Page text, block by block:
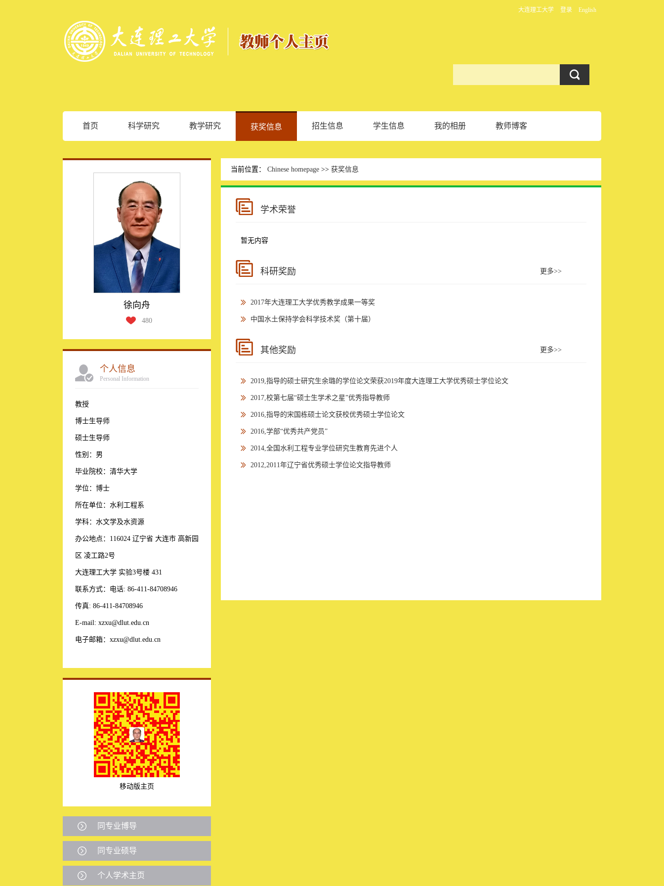
大连理工大学 登录 English
首页 科学研究 教学研究 获奖信息 招生信息 学生信息 我的相册 教师博客
徐向舟
480
个人信息
Personal Information
教授
博士生导师
硕士生导师
性别：男
毕业院校：清华大学
学位：博士
所在单位：水利工程系
学科：水文学及水资源
办公地点：116024 辽宁省 大连市 高新园
区 凌工路2号
大连理工大学 实验3号楼 431
联系方式： 电话: 86-411-84708946
传真: 86-411-84708946
E-mail: xzxu@dlut.edu.cn
电子邮箱： xzxu@dlut.edu.cn
移动版主页
同专业博导
同专业硕导
个人学术主页
当前位置： Chinese homepage >> 获奖信息
学术荣誉
暂无内容
科研奖励 更多>>
2017年大连理工大学优秀教学成果一等奖
中国水土保持学会科学技术奖（第十届）
其他奖励 更多>>
2019,指导的硕士研究生余璐的学位论文荣获2019年度大连理工大学优秀硕士学位论文
2017,校第七届“硕士生学术之星”优秀指导教师
2016,指导的宋国栋硕士论文获校优秀硕士学位论文
2016,学部“优秀共产党员”
2014,全国水利工程专业学位研究生教育先进个人
2012,2011年辽宁省优秀硕士学位论文指导教师